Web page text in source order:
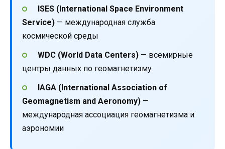
ISES (International Space Environment
Service) — международная служба
космической среды
WDC (World Data Centers)— всемирные
центры данных по геомагнетизму
IAGA (International Association of
Geomagnetism and Aeronomy) —
международная ассоциация геомагнетизма и
аэрономии